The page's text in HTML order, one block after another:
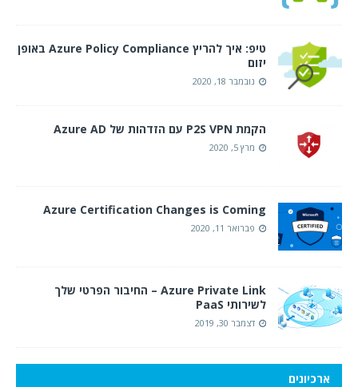
טיפ: איך להריץ Azure Policy Compliance באופן
יזום
נובמבר 18, 2020
הקמת P2S VPN עם הזדהות של Azure AD
מרץ 5, 2020
Azure Certification Changes is Coming
פברואר 11, 2020
Azure Private Link – החיבור הפרטי שלך
לשירותי PaaS
דצמבר 30, 2019
ארכיונים